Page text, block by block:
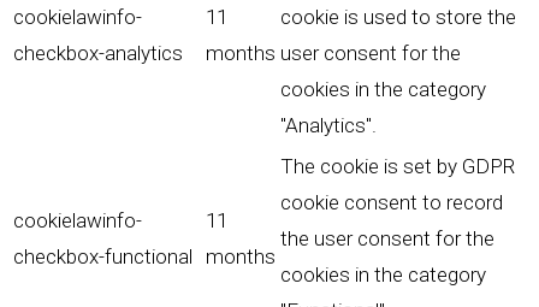
cookielawinfo-
checkbox-analytics
11
months
cookie is used to store the
user consent for the
cookies in the category
"Analytics".
cookielawinfo-
checkbox-functional
11
months
The cookie is set by GDPR
cookie consent to record
the user consent for the
cookies in the category